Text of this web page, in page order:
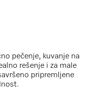
pečenje, kuvanje na
rešenje i za male
pripremljene